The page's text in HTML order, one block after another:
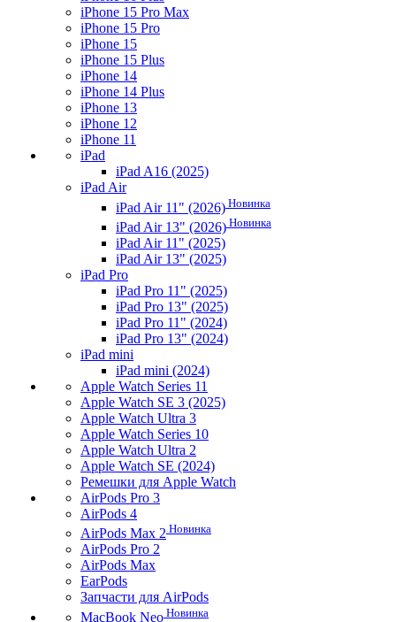
iPhone 15 Pro Max
iPhone 15 Pro
iPhone 15
iPhone 15 Plus
iPhone 14
iPhone 14 Plus
iPhone 13
iPhone 12
iPhone 11
iPad
iPad A16 (2025)
iPad Air
iPad Air 11" (2026) Новинка
iPad Air 13" (2026) Новинка
iPad Air 11" (2025)
iPad Air 13" (2025)
iPad Pro
iPad Pro 11" (2025)
iPad Pro 13" (2025)
iPad Pro 11" (2024)
iPad Pro 13" (2024)
iPad mini
iPad mini (2024)
Apple Watch Series 11
Apple Watch SE 3 (2025)
Apple Watch Ultra 3
Apple Watch Series 10
Apple Watch Ultra 2
Apple Watch SE (2024)
Ремешки для Apple Watch
AirPods Pro 3
AirPods 4
AirPods Max 2 Новинка
AirPods Pro 2
AirPods Max
EarPods
Запчасти для AirPods
MacBook Neo Новинка